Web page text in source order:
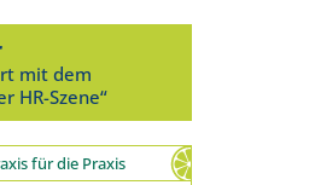
mit dem
HR-Szene“
für die Praxis